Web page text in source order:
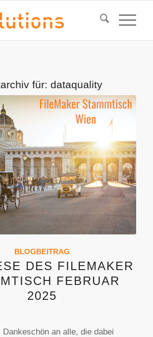
für: dataquality
BLOGBEITRAG
DES FILEMAKER
FEBRUAR
2025
an alle, die dabei